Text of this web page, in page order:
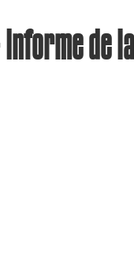
Informe de